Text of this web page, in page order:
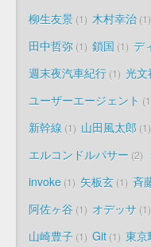
柳生友景 1 木村幸治 1
田中哲弥 1 鎖国 1 デ
週末夜汽車紀行 1 光文
ユーザーエージェント 1
新幹線 1 山田風太郎 1
エルコンドルパサー 2
invoke 1 矢板玄 1 斉
阿佐ヶ谷 1 オデッサ 1
山崎豊子 1 Git 1 東京